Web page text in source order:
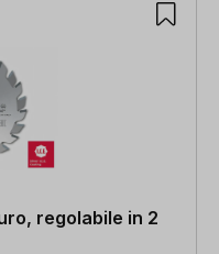
regolabile in 2